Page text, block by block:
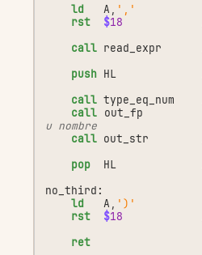
ld
A , ','
rst
$18
call read_expr
push HL
call type_eq_num
call out_fp
u nombre
call out_str
pop
HL
no_third:
ld
A , ')'
rst
$18
ret